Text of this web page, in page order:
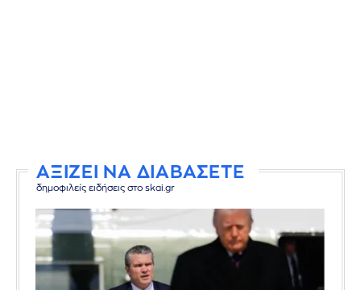
ΑΞΙΖΕΙ ΝΑ ΔΙΑΒΑΣΕΤΕ
δημοφιλείς ειδήσεις στο skai.gr